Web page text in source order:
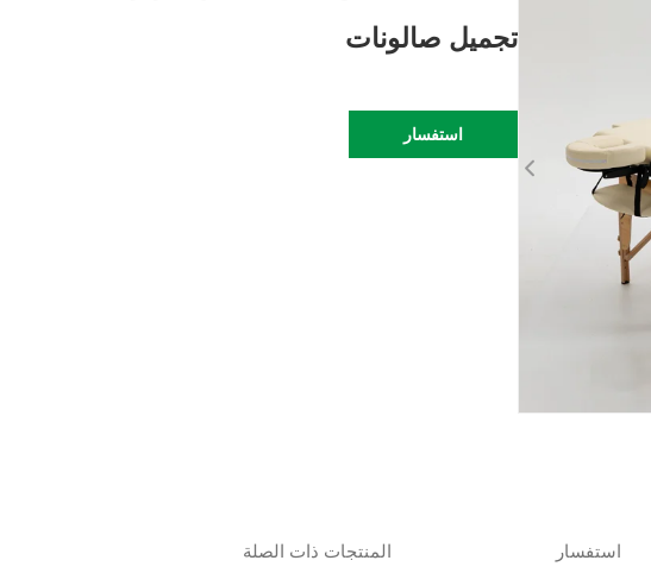
تجميل صالونات
استفسار
استفسار المنتجات ذات الصلة